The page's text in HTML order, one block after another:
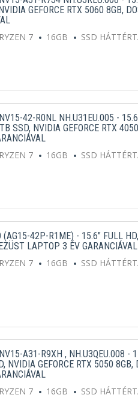
GEFORCE RTX 5060 8GB,
7 16GB SSD
42-R0NL NH.U31EU.005 -
SSD, NVIDIA GEFORCE RTX
7 16GB SSD
(AG15-42P-R1ME) - 15.6" FULL
LAPTOP 3 ÉV GARANCIÁVAL
7 16GB SSD
A31-R9XH , NH.U3QEU.008 -
NVIDIA GEFORCE RTX 5050 8GB,
7 16GB SSD